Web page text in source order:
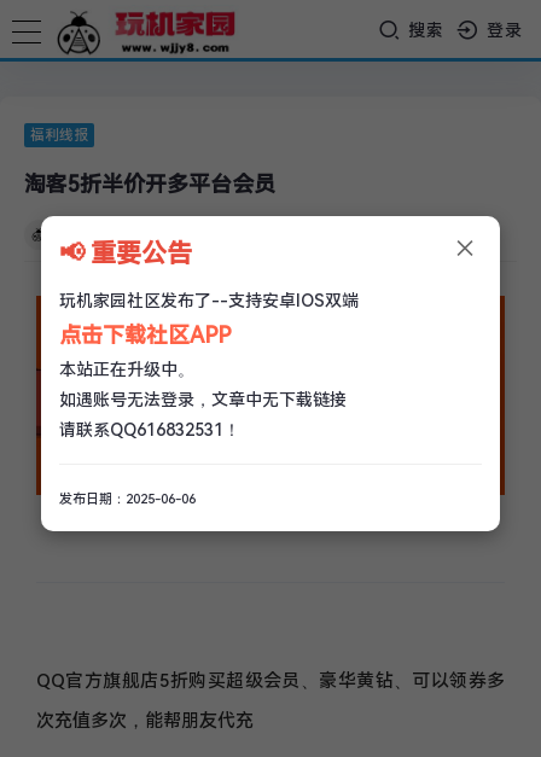
搜索 登录
福利线报
淘客5折半价开多平台会员
QQ官方旗舰店5折购买超级会员、豪华黄钻、可以领券多
次充值多次，能帮朋友代充
×
📢 重要公告
玩机家园社区发布了--支持安卓IOS双端
点击下载社区APP
本站正在升级中。
如遇账号无法登录，文章中无下载链接
请联系QQ616832531！
发布日期：2025-06-06